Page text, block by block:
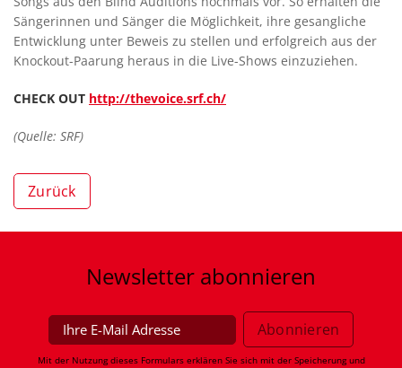
Sängerinnen und Sänger die Möglichkeit, ihre gesangliche
Entwicklung unter Beweis zu stellen und erfolgreich aus der
Knockout-Paarung heraus in die Live-Shows einzuziehen.
CHECK OUT http://thevoice.srf.ch/
(Quelle: SRF)
Zurück
Newsletter abonnieren
Mit der Nutzung dieses Formulars erklären Sie sich mit der Speicherung und